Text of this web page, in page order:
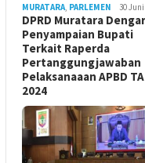
MURATARA, PARLEMEN 30
DPRD Muratara
Penyampaian Bupati
Terkait Raperda
Pertanggungjawaban
Pelaksanaaan APBD TA
2024